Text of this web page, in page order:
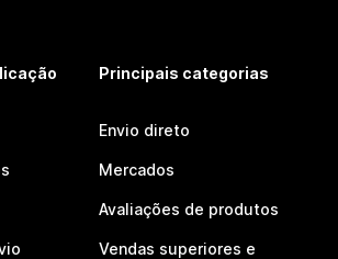
Principais categorias
Envio direto
Mercados
Avaliações de produtos
Vendas superiores e